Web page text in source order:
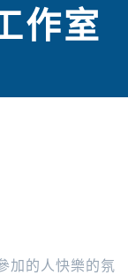
作室
加的人快樂的氛